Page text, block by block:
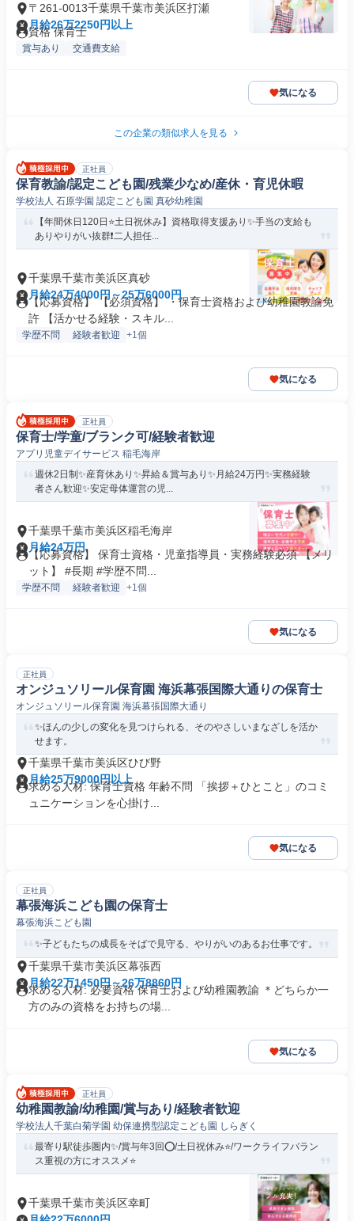
〒261-0013千葉県千葉市美浜区打瀬
月給26万2250円以上
資格 保育士
賞与あり 交通費支給
気になる
この企業の類似求人を見る
正社員
保育教諭/認定こども園/残業少なめ/産休・育児休暇
学校法人 石原学園 認定こども園 真砂幼稚園
【年間休日120日⭐土日祝休み】資格取得支援あり✨手当の支給も
ありやりがい抜群❗️二人担任...
千葉県千葉市美浜区真砂
月給24万4000円～25万6000円
【応募資格】 【必須資格】 ・保育士資格および幼稚園教諭免
許 【活かせる経験・スキル...
学歴不問 経験者歓迎 +1個
気になる
正社員
保育士/学童/ブランク可/経験者歓迎
アプリ児童デイサービス 稲毛海岸
週休2日制✨産育休あり✨昇給＆賞与あり✨月給24万円✨実務経験
者さん歓迎✨安定母体運営の児...
千葉県千葉市美浜区稲毛海岸
月給24万円
【応募資格】 保育士資格・児童指導員・実務経験必須 【メリ
ット】 #長期 #学歴不問...
学歴不問 経験者歓迎 +1個
気になる
正社員
オンジュソリール保育園 海浜幕張国際大通りの保育士
オンジュソリール保育園 海浜幕張国際大通り
✨ほんの少しの変化を見つけられる、そのやさしいまなざしを活か
せます。
千葉県千葉市美浜区ひび野
月給25万9000円以上
求める人材: 保育士資格 年齢不問 「挨拶＋ひとこと」のコミ
ュニケーションを心掛け...
気になる
正社員
幕張海浜こども園の保育士
幕張海浜こども園
✨子どもたちの成長をそばで見守る、やりがいのあるお仕事です。
千葉県千葉市美浜区幕張西
月給22万1450円～26万8860円
求める人材: 必要資格 保育士および幼稚園教諭 ＊どちらか一
方のみの資格をお持ちの場...
気になる
正社員
幼稚園教諭/幼稚園/賞与あり/経験者歓迎
学校法人千葉白菊学園 幼保連携型認定こども園 しらぎく
最寄り駅徒歩圏内✨/賞与年3回⭕/土日祝休み⭐/ワークライフバラン
ス重視の方にオススメ⭐
千葉県千葉市美浜区幸町